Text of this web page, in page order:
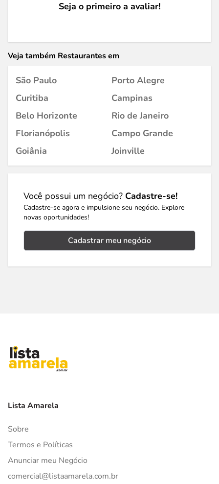
Seja o primeiro a avaliar!
Veja também Restaurantes em
São Paulo
Porto Alegre
Curitiba
Campinas
Belo Horizonte
Rio de Janeiro
Florianópolis
Campo Grande
Goiânia
Joinville
Você possui um negócio? Cadastre-se!
Cadastre-se agora e impulsione seu negócio. Explore
novas oportunidades!
Cadastrar meu negócio
Lista Amarela
Sobre
Termos e Políticas
Anunciar meu Negócio
comercial@listaamarela.com.br